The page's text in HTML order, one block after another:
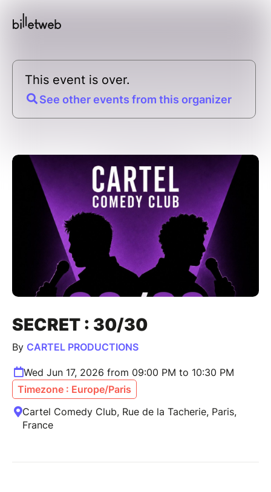
This event is over.
See other events from this organizer
SECRET : 30/30
By CARTEL PRODUCTIONS
Wed Jun 17, 2026 from 09:00 PM to 10:30 PM
Timezone : Europe/Paris
Cartel Comedy Club, Rue de la Tacherie, Paris,
France